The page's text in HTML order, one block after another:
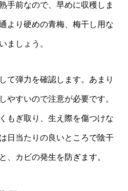
手前なので、早めに収穫しま
より硬めの青梅、梅干し用な
ましょう。
て弾力を確認します。あまり
やすいので注意が必要です。
もぎ取り、生え際を傷つけな
日当たりの良いところで陰干
、カビの発生を防ぎます。